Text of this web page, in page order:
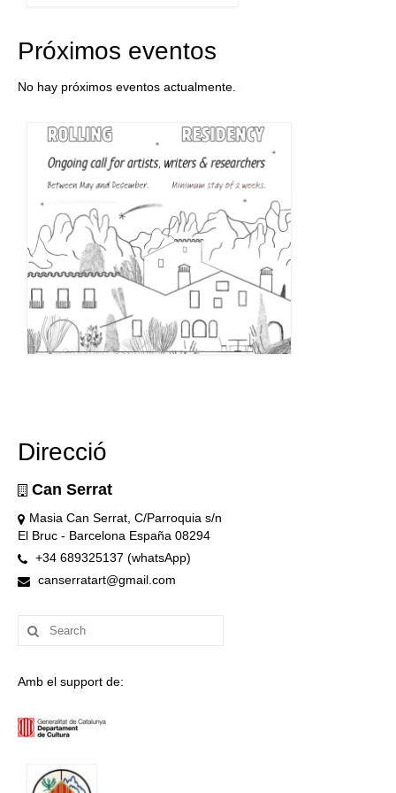
Próximos eventos
No hay próximos eventos actualmente.
Direcció
Can Serrat
Masia Can Serrat, C/Parroquia s/n
El Bruc - Barcelona España 08294
+34 689325137 (whatsApp)
canserratart@gmail.com
Search
for:
Amb el support de: